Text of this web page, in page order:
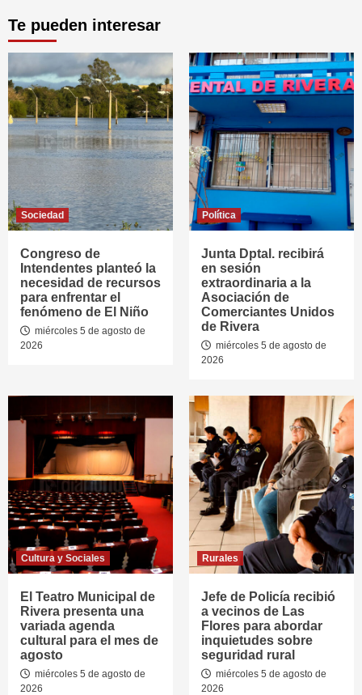
Te pueden interesar
Sociedad
Congreso de
Intendentes planteó la
necesidad de recursos
para enfrentar el
fenómeno de El Niño
miércoles 5 de agosto de
2026
Política
Junta Dptal. recibirá
en sesión
extraordinaria a la
Asociación de
Comerciantes Unidos
de Rivera
miércoles 5 de agosto de
2026
Cultura y Sociales
El Teatro Municipal de
Rivera presenta una
variada agenda
cultural para el mes de
agosto
miércoles 5 de agosto de
2026
Rurales
Jefe de Policía recibió
a vecinos de Las
Flores para abordar
inquietudes sobre
seguridad rural
miércoles 5 de agosto de
2026